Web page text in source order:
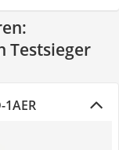
Testsieger